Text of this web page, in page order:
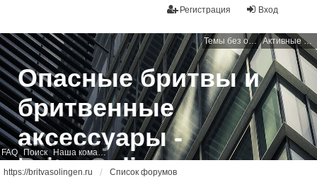
Вход
Регистрация
Темы без ответов Активные темы
FAQ Поиск Наша команда
Опасные бритвы и
бритвенные
аксессуары -
BritvaSolingen
https://britvasolingen.ru Список форумов